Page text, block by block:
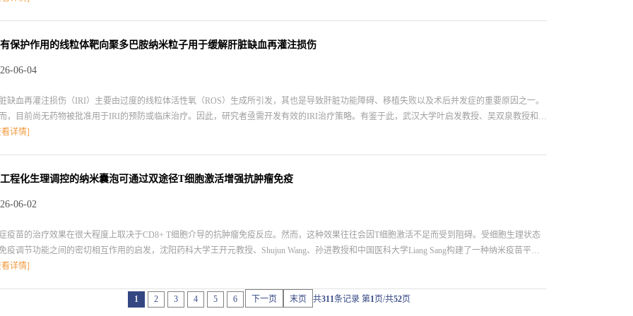
氧亚硝酸盐（ONOO-），进而能够诱导IDO-1发生位点特异性酪氨酸硝化。研究发现，该过程可导致IDO-1发生不可逆失活，进而破坏色氨酸-犬
综上所述，该研究建立了一种精准的压电催化驱动策略，其可在促结缔组织增生恶性肿瘤中重编程微环境，进而为推动二维纳米材料在癌症免疫
保护作用的线粒体靶向聚多巴胺纳米粒子用于缓解肝脏缺血再灌注损伤
06-04
缺血再灌注损伤（IRI）主要由过度的线粒体活性氧（ROS）生成所引发，其也是导致肝脏功能障碍、移植失败以及术后并发症的重要原因之一。
，目前尚无药物被批准用于IRI的预防或临床治疗。因此，研究者亟需开发有效的IRI治疗策略。有鉴于此，武汉大学叶启发教授、吴双泉教授和蔡
授构建了一种由线粒体靶向肽SS-31修饰的聚乙二醇化多巴胺纳米颗粒组成的纳米平台（PPS NPs）。SS-31肽修饰可赋予PPS NPs高效的线粒体靶
烯酸和谷胱甘肽代谢等机制保护肝脏免受缺血再灌注损伤。实验结果表明，PPS NPs能够保留线粒体功能，维持细胞氧化还原平衡，抑制炎症级
。参考文献：https://pubs.acs.org/doi/10.1021/acsnano.5c13406
详情]
程化生理调控的纳米囊泡可通过双途径T细胞激活增强抗肿瘤免疫
06-02
疫苗的治疗效果在很大程度上取决于CD8+ T细胞介导的抗肿瘤免疫反应。然而，这种效果往往会因T细胞激活不足而受到阻碍。受细胞生理状态
疫调节功能之间的密切相互作用的启发，沈阳药科大学王开元教授、Shujun Wang、孙进教授和中国医科大学Liang Sang构建了一种纳米疫苗平台
，其可将源自激活血小板和衰老肿瘤细胞的纳米囊泡进行整合，进而能够天然地共呈递抗原和共刺激分子，以实现双途径T细胞激活。衰老的
疫激活。因此，ASCENT能够在无需基因或化学工程化处理的情况下通过抗原自呈递和树突状细胞介导的抗原呈递两种途径有效地刺激CD8+ T细
详情]
1 2 3 4 5 6 下一页 末页 共311条记录 第1页/共52页